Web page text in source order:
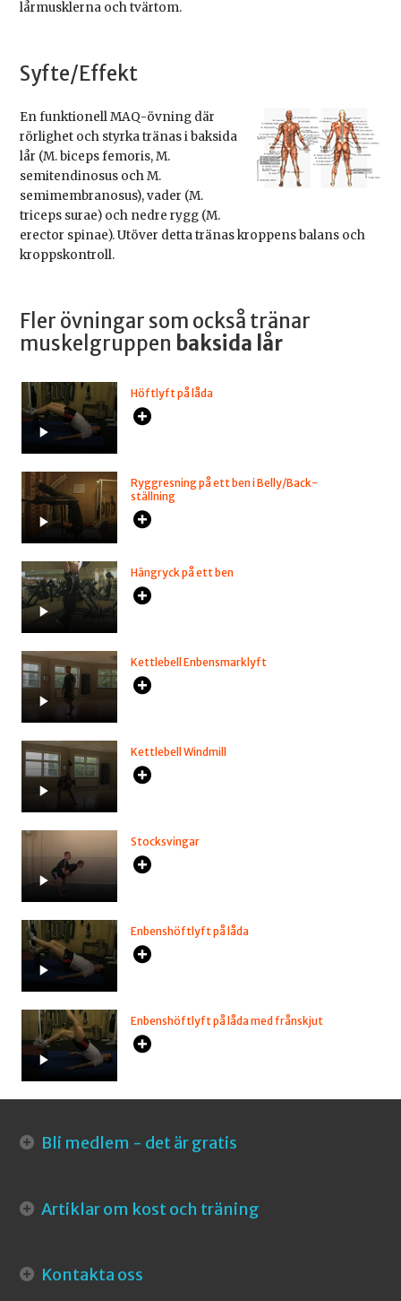
lårmusklerna och tvärtom.
Syfte/Effekt
En funktionell MAQ-övning där
rörlighet och styrka tränas i baksida
lår (M. biceps femoris, M.
semitendinosus och M.
semimembranosus), vader (M.
triceps surae) och nedre rygg (M.
erector spinae). Utöver detta tränas kroppens balans och
kroppskontroll.
Fler övningar som också tränar
muskelgruppen baksida lår
Höftlyft på låda
Ryggresning på ett ben i Belly/Back-
ställning
Hängryck på ett ben
Kettlebell Enbensmarklyft
Kettlebell Windmill
Stocksvingar
Enbenshöftlyft på låda
Enbenshöftlyft på låda med frånskjut
Bli medlem - det är gratis
Artiklar om kost och träning
Kontakta oss